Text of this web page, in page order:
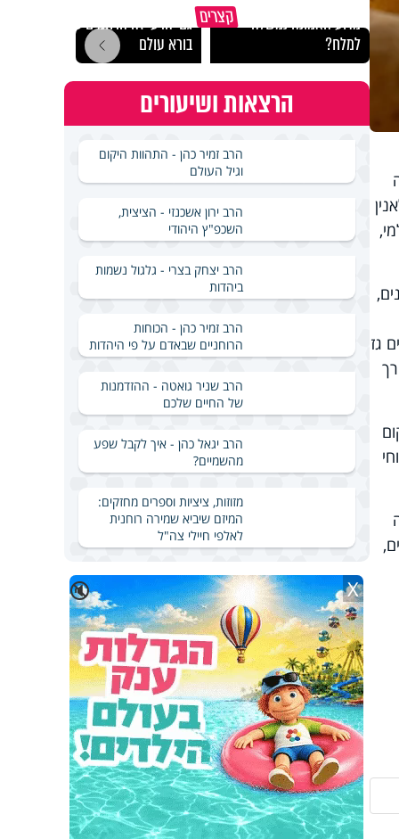
גז
קצרים
מדוע האמונה נמשלה
למלח?
גם ׳הרע׳ זה הרחמים של
בורא עולם
הרצאות ושיעורים
הרב זמיר כהן - התהוות היקום
וגיל העולם
הרב ירון אשכנזי - הציצית,
השכפ"ץ היהודי
הרב יצחק בצרי - גלגול נשמות
ביהדות
הרב זמיר כהן - הכוחות
הרוחניים שבאדם על פי היהדות
הרב שניר גואטה - ההזדמנות
של החיים שלכם
הרב יגאל כהן - איך לקבל שפע
מהשמיים?
מזוזות, ציציות וספרים מחזקים:
המיזם שיביא שמירה רוחנית
לאלפי חיילי צה"ל
🔇 X